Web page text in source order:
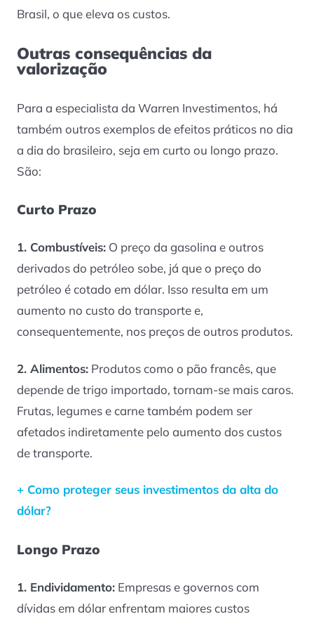
Brasil, o que eleva os custos.
Outras consequências da
valorização
Para a especialista da Warren Investimentos, há
também outros exemplos de efeitos práticos no dia
a dia do brasileiro, seja em curto ou longo prazo.
São:
Curto Prazo
1. Combustíveis: O preço da gasolina e outros
derivados do petróleo sobe, já que o preço do
petróleo é cotado em dólar. Isso resulta em um
aumento no custo do transporte e,
consequentemente, nos preços de outros produtos.
2. Alimentos: Produtos como o pão francês, que
depende de trigo importado, tornam-se mais caros.
Frutas, legumes e carne também podem ser
afetados indiretamente pelo aumento dos custos
de transporte.
+ Como proteger seus investimentos da alta do
dólar?
Longo Prazo
1. Endividamento: Empresas e governos com
dívidas em dólar enfrentam maiores custos